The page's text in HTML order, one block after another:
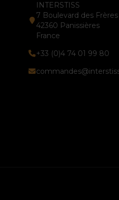
INTERSTISS
7 Boulevard des
42360 Panissières
France
+33 (0)4 74 01 99 80